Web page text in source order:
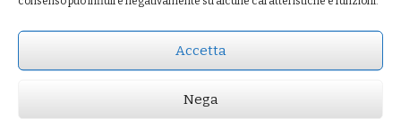
Accetta
Nega
tostati